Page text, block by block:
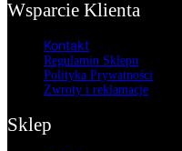
Wsparcie Klienta
Kontakt
Regulamin Sklepu
Polityka Prywatności
Zwroty i reklamacje
Sklep